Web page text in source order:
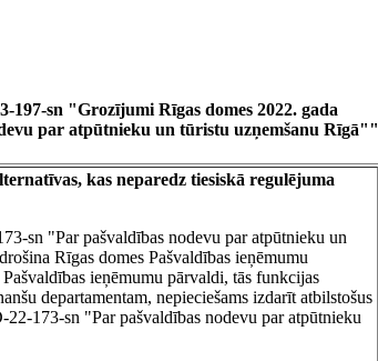
197-sn "Grozījumi Rīgas domes 2022. gada
par atpūtnieku un tūristu uzņemšanu Rīgā""
kas neparedz tiesiskā regulējuma
sn "Par pašvaldības nodevu par atpūtnieku un
Rīgas domes Pašvaldības ieņēmumu
ieņēmumu pārvaldi, tās funkcijas
departamentam, nepieciešams izdarīt atbilstošus
173-sn "Par pašvaldības nodevu par atpūtnieku